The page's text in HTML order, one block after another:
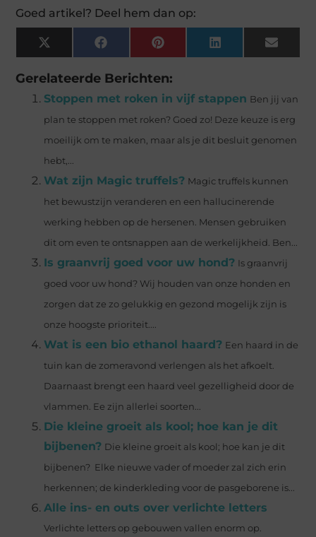
Goed artikel? Deel hem dan op:
X
(Twitter)
Facebook Pinterest LinkedIn Email
Gerelateerde Berichten:
Stoppen met roken in vijf stappen Ben jij van
plan te stoppen met roken? Goed zo! Deze keuze is erg
moeilijk om te maken, maar als je dit besluit genomen
hebt,...
Wat zijn Magic truffels? Magic truffels kunnen
het bewustzijn veranderen en een hallucinerende
werking hebben op de hersenen. Mensen gebruiken
dit om even te ontsnappen aan de werkelijkheid. Ben...
Is graanvrij goed voor uw hond? Is graanvrij
goed voor uw hond? Wij houden van onze honden en
zorgen dat ze zo gelukkig en gezond mogelijk zijn is
onze hoogste prioriteit....
Wat is een bio ethanol haard? Een haard in de
tuin kan de zomeravond verlengen als het afkoelt.
Daarnaast brengt een haard veel gezelligheid door de
vlammen. Ee zijn allerlei soorten...
Die kleine groeit als kool; hoe kan je dit
bijbenen? Die kleine groeit als kool; hoe kan je dit
bijbenen? Elke nieuwe vader of moeder zal zich erin
herkennen; de kinderkleding voor de pasgeborene is...
Alle ins- en outs over verlichte letters
Verlichte letters op gebouwen vallen enorm op.